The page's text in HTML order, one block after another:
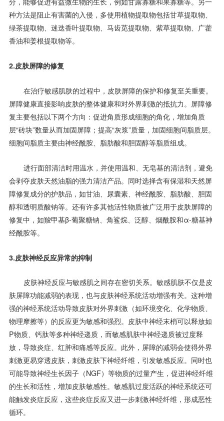
种方法是阻止有害菌的入侵，多使用植物提取物包括甘草提取物、
绿茶提取物、迷迭香叶提取物、马齿苋提取物、紫草提取物、广藿
香油和姜根提取物等。
2.皮肤屏障的修复
在治疗敏感肌肤的过程中，皮肤屏障的保护和修复至关重要。
屏障健康直接影响皮肤的整体健康和对外界刺激的抵抗力。屏障修
复主要包括以下两个方向：促进角质形成细胞的角化，增加角质
层“砖块”数量从而加固屏障；提高“灰浆”质量，加固细胞间脂质层。
细胞间脂质主要由神经酰胺、脂肪酸和胆固醇等脂质组成。
进行面部清洁时用温水，并使用温和、无皂基的清洁剂，避免
会剥夺皮肤天然油脂的强力清洁产品。同时选择含有保湿和天然屏
障修复成分的护肤品，如甘油、尿囊素、神经酰胺、脂肪酸、胆固
醇和透明质酸钠等。还有许多其他活性物质被广泛用于皮肤屏障的
修复中，如羧甲基β-葡聚糖钠、角鲨烷、泛醇、烟酰胺和α-糖基神
经酰胺等。
3.皮肤神经反应异常的抑制
皮肤神经反应与敏感肌之间存在密切关系。敏感肌肤不仅是皮
肤屏障功能减弱的表现，也与皮肤神经系统活动增强有关。这种增
强的神经系统活动导致皮肤对外界刺激（如环境变化、化学物质、
物理摩擦等）的反应更为敏感和强烈。皮肤中神经末梢可以释放如
P物质、钙肽等多种神经递质，而敏感肌肤中神经递质被过度释
放，导致炎症、红肿和痛感等反应。此外，屏障的减弱会使得外界
刺激更易穿透皮肤，刺激皮肤下神经纤维，引发敏感反应。同时也
可能导致神经生长因子（NGF）等物质的过量产生，促进神经纤维
的生长和活性，增加皮肤敏感性。敏感肌过度活跃的神经系统还可
能触发炎症反应，这些炎症反应又进一步刺激神经纤维，形成恶性
循环。